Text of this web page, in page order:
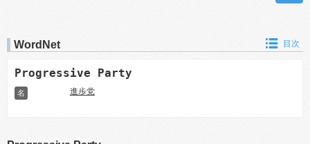
WordNet 目次
Progressive Party
名 進歩党